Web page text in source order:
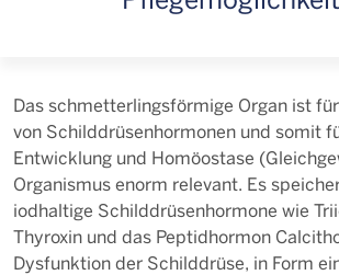
Das schmetterlingsförmige Organ ist
von Schilddrüsenhormonen und somit
Entwicklung und Homöostase
Organismus enorm relevant. Es
iodhaltige Schilddrüsenhormone wie
Thyroxin und das Peptidhormon
Dysfunktion der Schilddrüse, in Form